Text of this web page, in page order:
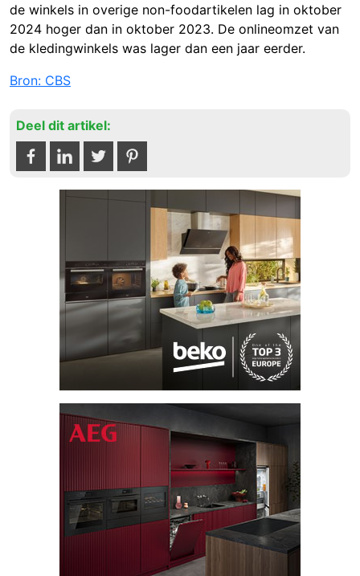
de winkels in overige non-foodartikelen lag in oktober
2024 hoger dan in oktober 2023. De onlineomzet van
de kledingwinkels was lager dan een jaar eerder.
Bron: CBS
Deel dit artikel: